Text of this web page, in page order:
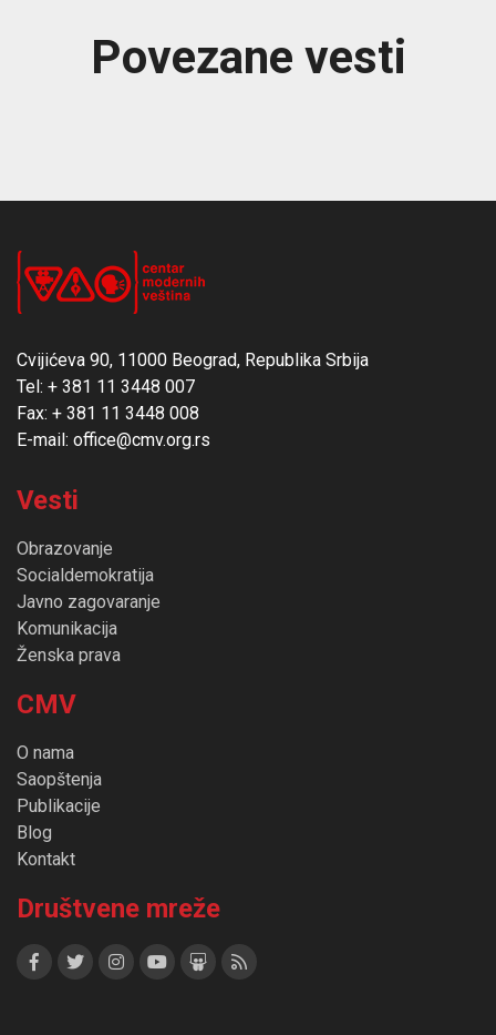
Povezane vesti
Cvijićeva 90, 11000 Beograd, Republika Srbija
Tel: + 381 11 3448 007
Fax: + 381 11 3448 008
E-mail: office@cmv.org.rs
Vesti
Obrazovanje
Socialdemokratija
Javno zagovaranje
Komunikacija
Ženska prava
CMV
O nama
Saopštenja
Publikacije
Blog
Kontakt
Društvene mreže